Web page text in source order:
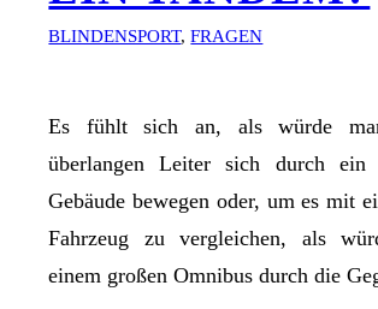
BLINDENSPORT,FRAGEN
Es fühlt sich an, als würde
überlangen Leiter sich durch ein
Gebäude bewegen oder, um es mit
Fahrzeug zu vergleichen, als
einem großen Omnibus durch die